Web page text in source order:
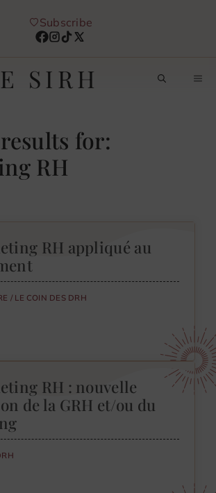
Subscribe
SIRH
for:
RH
RH appliqué au
/ LE COIN DES DRH
RH : nouvelle
de la GRH et/ou du